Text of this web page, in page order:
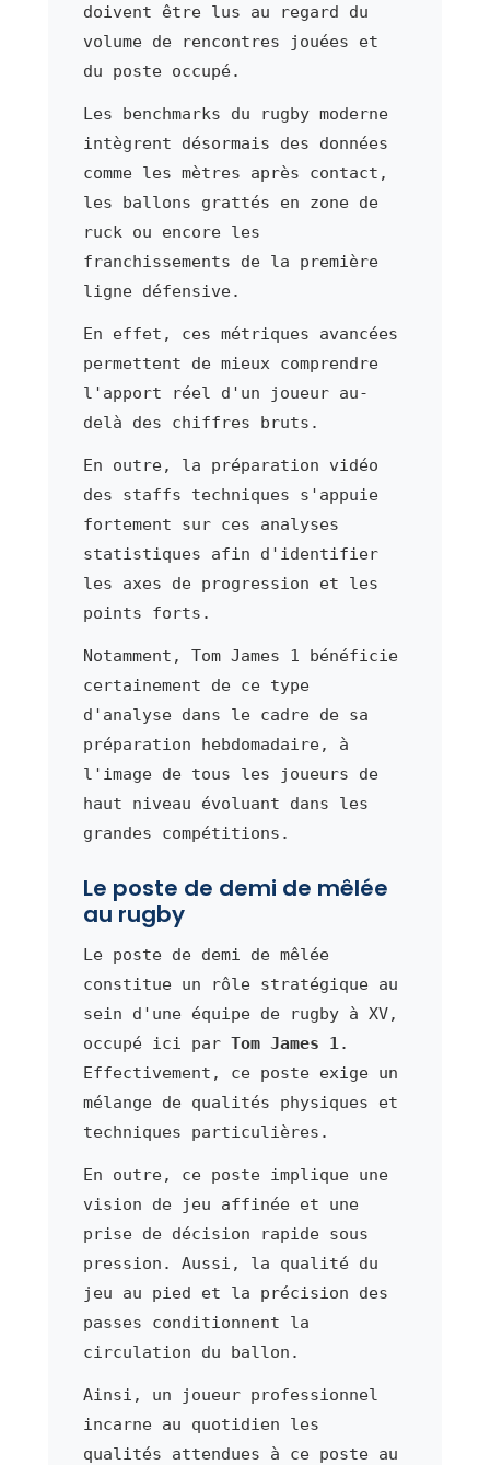
doivent être lus au regard du
volume de rencontres jouées et
du poste occupé.
Les benchmarks du rugby moderne
intègrent désormais des données
comme les mètres après contact,
les ballons grattés en zone de
ruck ou encore les
franchissements de la première
ligne défensive.
En effet, ces métriques avancées
permettent de mieux comprendre
l'apport réel d'un joueur au-
delà des chiffres bruts.
En outre, la préparation vidéo
des staffs techniques s'appuie
fortement sur ces analyses
statistiques afin d'identifier
les axes de progression et les
points forts.
Notamment, Tom James 1 bénéficie
certainement de ce type
d'analyse dans le cadre de sa
préparation hebdomadaire, à
l'image de tous les joueurs de
haut niveau évoluant dans les
grandes compétitions.
Le poste de demi de mêlée
au rugby
Le poste de demi de mêlée
constitue un rôle stratégique au
sein d'une équipe de rugby à XV,
occupé ici par Tom James 1.
Effectivement, ce poste exige un
mélange de qualités physiques et
techniques particulières.
En outre, ce poste implique une
vision de jeu affinée et une
prise de décision rapide sous
pression. Aussi, la qualité du
jeu au pied et la précision des
passes conditionnent la
circulation du ballon.
Ainsi, un joueur professionnel
incarne au quotidien les
qualités attendues à ce poste au